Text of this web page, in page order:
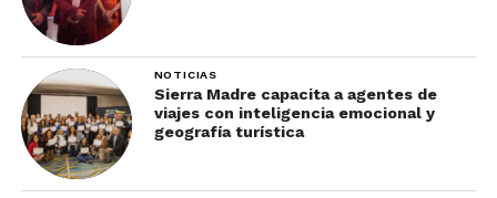
NOTICIAS
Sierra Madre capacita a agentes de
viajes con inteligencia emocional y
geografía turística